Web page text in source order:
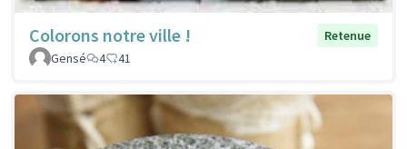
Colorons notre ville !
Retenue
Gensé
4 41